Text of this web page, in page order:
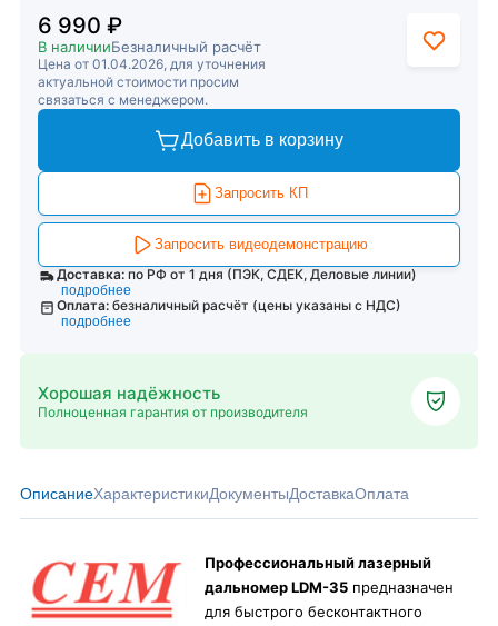
6 990 ₽
В наличииБезналичный расчёт
Цена от 01.04.2026, для уточнения
актуальной стоимости просим
связаться с менеджером.
Добавить в корзину
Запросить КП
Запросить видеодемонстрацию
Доставка: по РФ от 1 дня (ПЭК, СДЕК, Деловые линии)
подробнее
Оплата: безналичный расчёт (цены указаны с НДС)
подробнее
Хорошая надёжность
Полноценная гарантия от производителя
ОписаниеХарактеристикиДокументыДоставкаОплата
Профессиональный лазерный
дальномер LDM-35 предназначен
для быстрого бесконтактного